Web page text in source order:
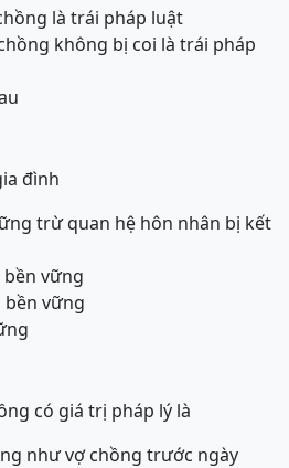
là trái pháp luật
không bị coi là trái pháp
đình
trừ quan hệ hôn nhân bị kết
bền vững
bền vững
có giá trị pháp lý là
như vợ chồng trước ngày